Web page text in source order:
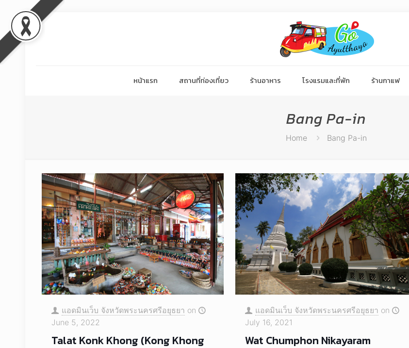
หน้าแรก สถานที่ท่องเที่ยว ร้านอาหาร โรงแรมและที่พัก ร้านกาแฟ
Bang Pa-in
Home Bang Pa-in
แอดมินเว็บ จังหวัดพระนครศรีอยุธยา on
June 5, 2022
Talat Konk Khong (Kong Khong
แอดมินเว็บ จังหวัดพระนครศรีอยุธยา on
July 16, 2021
Wat Chumphon Nikayaram